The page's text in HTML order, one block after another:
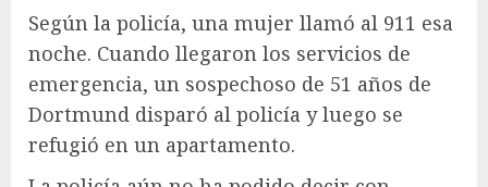
Según la policía, una mujer llamó al 911 esa
noche. Cuando llegaron los servicios de
emergencia, un sospechoso de 51 años de
Dortmund disparó al policía y luego se
refugió en un apartamento.